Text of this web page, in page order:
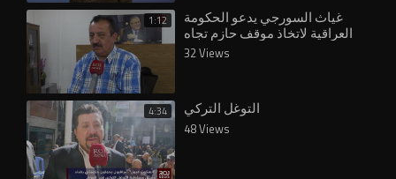
1:12 غياث السورجي يدعو الحكومة
العراقية لاتخاذ موقف حازم تجاه
التواجد التركي في البلاد
32 Views
4:34 التوغل التركي
48 Views